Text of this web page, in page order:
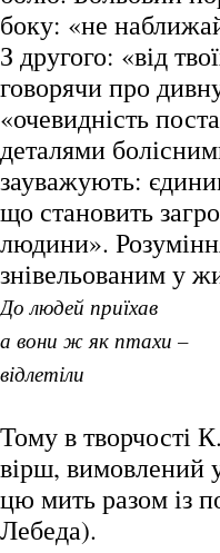
боку: «не
З другого: «від
говорячи про
«очевидність
деталями
зауважують:
що становить
людини».
знівельованим у
До людей приїхав
а вони ж як птахи –
відлетіли
Тому в творчості
вірш, вимовлений
цю мить разом із
Лебеда).